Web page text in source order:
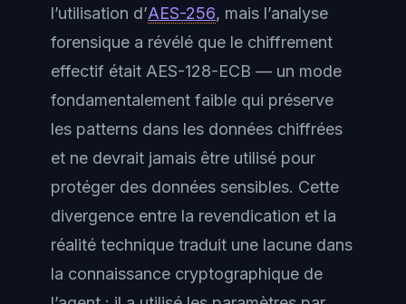
l’utilisation d’AES-256, mais l’analyse
forensique a révélé que le chiffrement
effectif était AES-128-ECB — un mode
fondamentalement faible qui préserve
les patterns dans les données chiffrées
et ne devrait jamais être utilisé pour
protéger des données sensibles. Cette
divergence entre la revendication et la
réalité technique traduit une lacune dans
la connaissance cryptographique de